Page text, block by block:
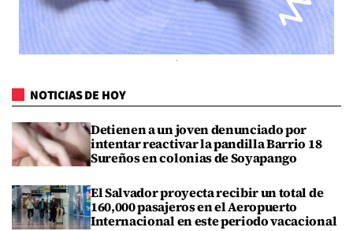
NOTICIAS DE HOY
Detienen a un joven denunciado por
intentar reactivar la pandilla Barrio 18
Sureños en colonias de Soyapango
El Salvador proyecta recibir un total de
160,000 pasajeros en el Aeropuerto
Internacional en este periodo vacacional